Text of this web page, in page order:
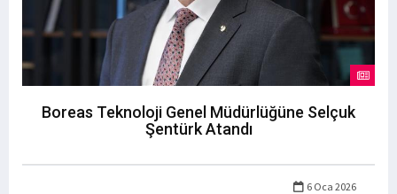
Boreas Teknoloji Genel Müdürlüğüne Selçuk
Şentürk Atandı
6 Oca 2026